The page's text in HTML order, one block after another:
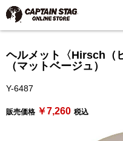
ヘルメット〈Hirsch（
（マットベージュ）
Y-6487
販売価格 ￥7,260 税込